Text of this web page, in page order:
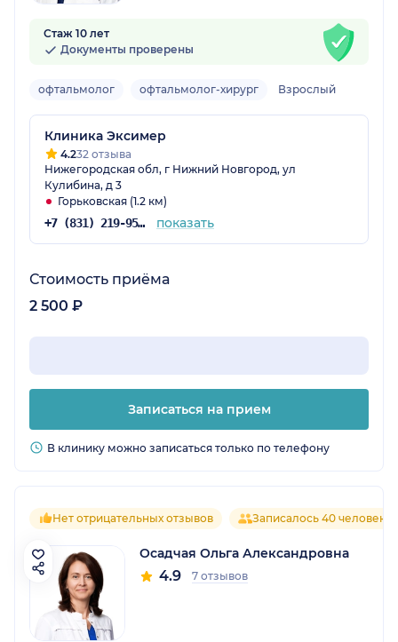
Стаж 10 лет
Документы проверены
офтальмолог офтальмолог-хирург Взрослый
Клиника Эксимер
4.232 отзыва
Нижегородская обл, г Нижний Новгород, ул
Кулибина, д 3
Горьковская (1.2 км)
+7 (831) 219-95-03 показать
Стоимость приёма
2 500 ₽
Записаться на прием
В клинику можно записаться только по телефону
Нет отрицательных отзывов Записалось 40 человек
Осадчая Ольга Александровна
4.9 7 отзывов